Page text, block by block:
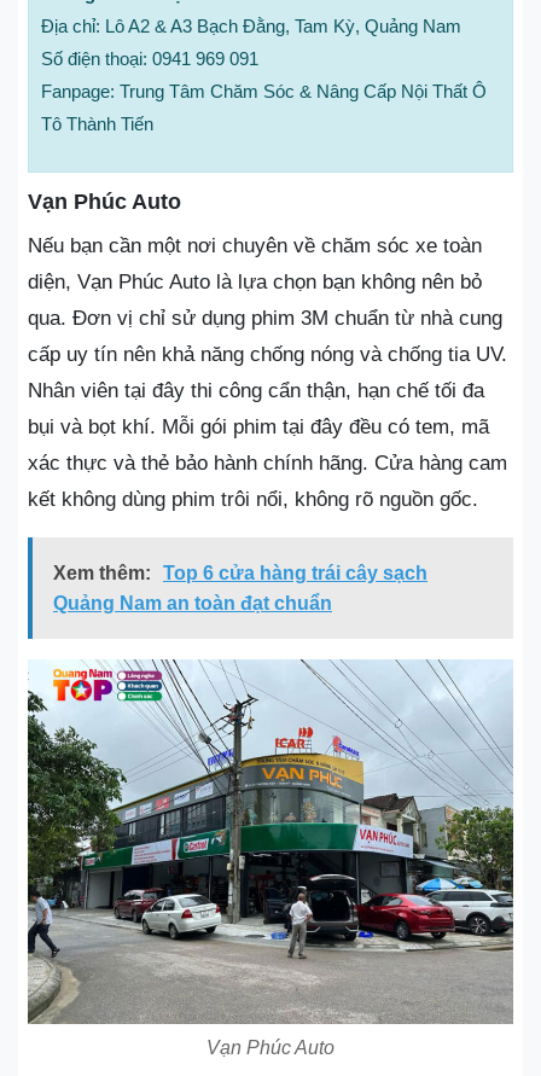
Địa chỉ: Lô A2 & A3 Bạch Đằng, Tam Kỳ, Quảng Nam
Số điện thoại: 0941 969 091
Fanpage: Trung Tâm Chăm Sóc & Nâng Cấp Nội Thất Ô
Tô Thành Tiến
Vạn Phúc Auto
Nếu bạn cần một nơi chuyên về chăm sóc xe toàn
diện, Vạn Phúc Auto là lựa chọn bạn không nên bỏ
qua. Đơn vị chỉ sử dụng phim 3M chuẩn từ nhà cung
cấp uy tín nên khả năng chống nóng và chống tia UV.
Nhân viên tại đây thi công cẩn thận, hạn chế tối đa
bụi và bọt khí. Mỗi gói phim tại đây đều có tem, mã
xác thực và thẻ bảo hành chính hãng. Cửa hàng cam
kết không dùng phim trôi nổi, không rõ nguồn gốc.
Xem thêm:
Top 6 cửa hàng trái cây sạch
Quảng Nam an toàn đạt chuẩn
Vạn Phúc Auto